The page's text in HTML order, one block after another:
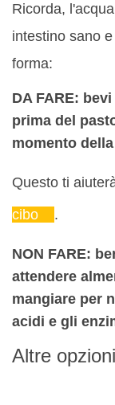
Ricorda,
intestino sano
forma:
DA FARE:
prima del
momento
Questo ti
cibo
.
NON FARE:
attendere
mangiare per
acidi e gli
Altre